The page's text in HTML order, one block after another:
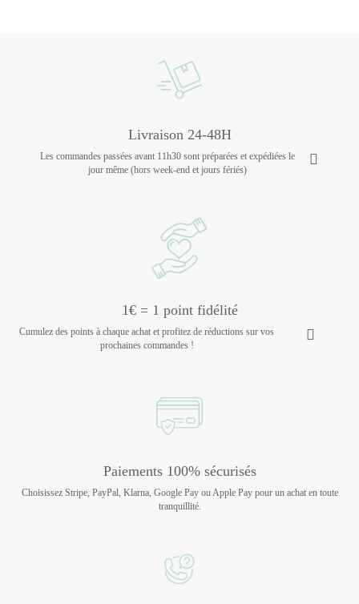
Livraison 24-48H
Les commandes passées avant 11h30 sont préparées et expédiées le
jour même (hors week-end et jours fériés)
1€ = 1 point fidélité
Cumulez des points à chaque achat et profitez de réductions sur vos
prochaines commandes !
Paiements 100% sécurisés
Choisissez Stripe, PayPal, Klarna, Google Pay ou Apple Pay pour un achat en toute
tranquillité.